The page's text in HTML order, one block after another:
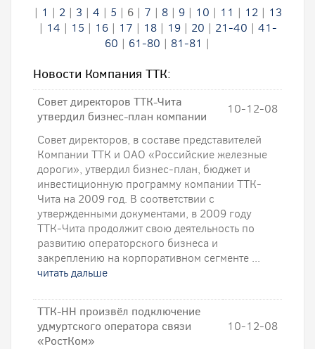
| 1 | 2| 3 | 4 | 5 | 6| 7 | 8| 9| 10 | 11 | 12| 13
| 14 | 15 | 16| 17 | 18| 19| 20 | 21-40 | 41-
60 | 61-80 | 81-81 |
Новости Компания ТТК:
Совет директоров ТТК-Чита
утвердил бизнес-план компании
10-12-08
Совет директоров, в составе представителей
Компании ТТК и ОАО «Российские железные
дороги», утвердил бизнес-план, бюджет и
инвестиционную программу компании ТТК-
Чита на 2009 год. В соответствии с
утвержденными документами, в 2009 году
ТТК-Чита продолжит свою деятельность по
развитию операторского бизнеса и
закреплению на корпоративном сегменте ...
читать дальше
ТТК-НН произвёл подключение
удмуртского оператора связи
«РостКом»
10-12-08